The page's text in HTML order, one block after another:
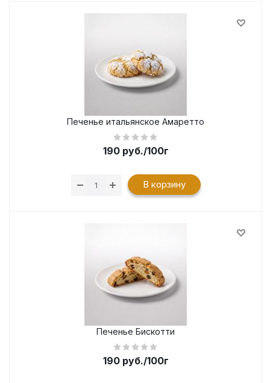
Печенье итальянское Амаретто
190руб./100г
В корзину
Печенье Бискотти
190руб./100г